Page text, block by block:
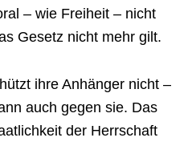
– wie Freiheit – nicht
Gesetz nicht mehr gilt.
ihre Anhänger nicht –
auch gegen sie. Das
der Herrschaft